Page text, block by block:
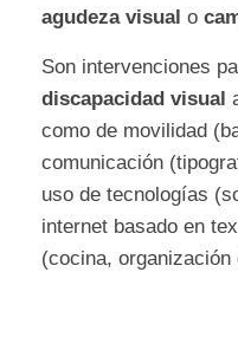
agudeza visual o
Son intervenciones
discapacidad visual
como de movilidad
comunicación
uso de tecnologías
internet basado en
(cocina,